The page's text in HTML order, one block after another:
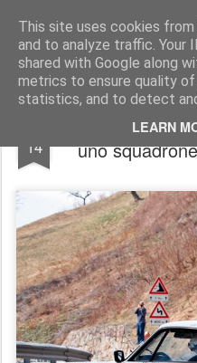
This site uses cookies
and to analyze traffic. Your
shared with Google along
metrics to ensure quality
statistics, and to detect
LEARN
AutoMotoCorse.
14
Il Team
uno